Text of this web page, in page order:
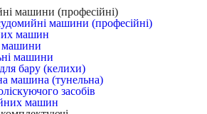
машини (професійні)
машини (професійні)
машин
машини
машини
бару (келихи)
машина (тунельна)
засобів
машин